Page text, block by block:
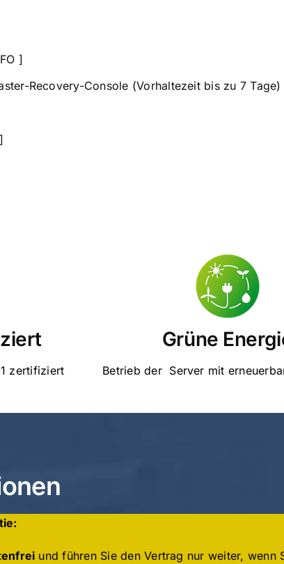
]
Recovery-Console (Vorhaltezeit bis zu 7 Tage)
]
zertifiziert
Grüne
Betrieb der Server mit
und führen Sie den Vertrag nur weiter, wenn